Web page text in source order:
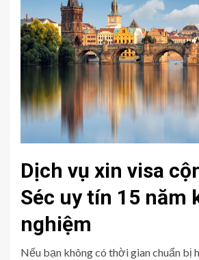
Dịch vụ xin visa
Séc uy tín 15 năm
nghiệm
Nếu bạn không có thời gian chuẩn bị